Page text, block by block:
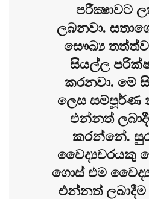
පරීක්‍ෂාවට
ලබනවා.
සෞඛ්‍ය
සියල්ල
කරනවා. මේ
ලෙස සම්පූර්ණ
එන්නත්
කරන්නේ.
වෛද්‍යවරයකු
ගොස් එම
එන්නත් ලබාදීම